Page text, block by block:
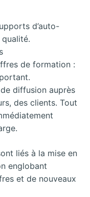
d’auto-
de formation :
diffusion auprès
des clients. Tout
liés à la mise en
englobant
et de nouveaux